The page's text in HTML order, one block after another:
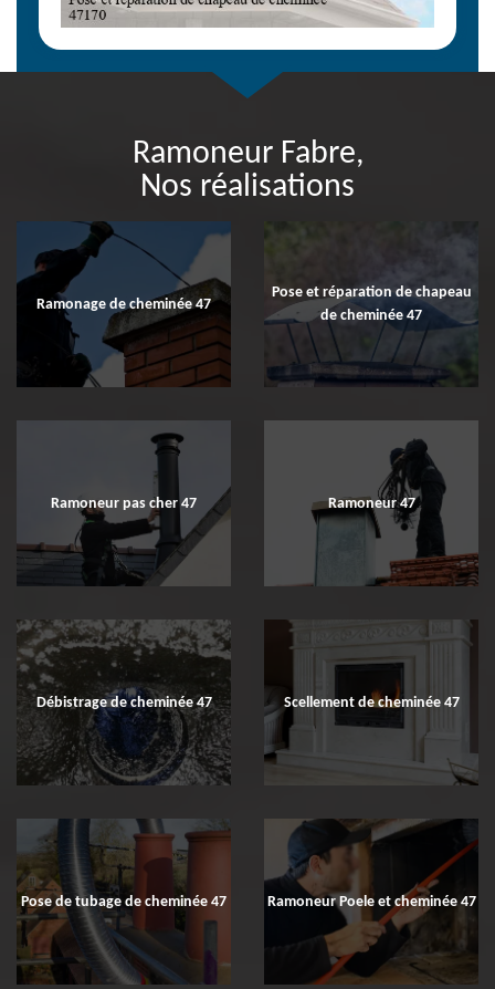
Ramoneur Fabre,
Nos réalisations
Ramonage de cheminée 47
Pose et réparation de chapeau
de cheminée 47
Ramoneur pas cher 47 Ramoneur 47
Débistrage de cheminée 47 Scellement de cheminée 47
Pose de tubage de cheminée 47 Ramoneur Poele et cheminée 47